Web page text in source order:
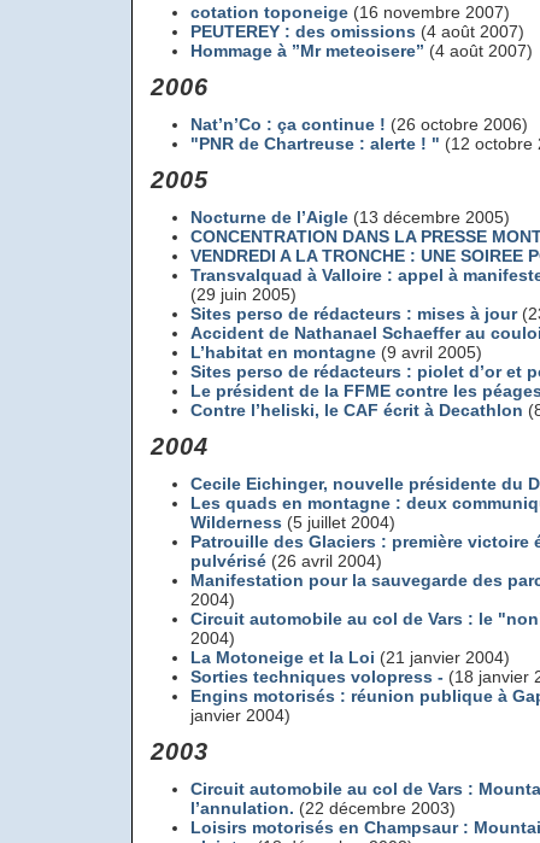
cotation toponeige (16 novembre 2007)
PEUTEREY : des omissions (4 août 2007)
Hommage à ’’Mr meteoisere’’ (4 août 2007)
2006
Nat’n’Co : ça continue ! (26 octobre 2006)
"PNR de Chartreuse : alerte ! " (12 octobre
2005
Nocturne de l’Aigle (13 décembre 2005)
CONCENTRATION DANS LA PRESSE
VENDREDI A LA TRONCHE : UNE SOIREE
Transvalquad à Valloire : appel à
(29 juin 2005)
Sites perso de rédacteurs : mises à jour
Accident de Nathanael Schaeffer au
L’habitat en montagne (9 avril 2005)
Sites perso de rédacteurs : piolet d’or et
Le président de la FFME contre les
Contre l’heliski, le CAF écrit à Decathlon
2004
Cecile Eichinger, nouvelle présidente du
Les quads en montagne : deux
Wilderness (5 juillet 2004)
Patrouille des Glaciers : première victoire
pulvérisé (26 avril 2004)
Manifestation pour la sauvegarde des
2004)
Circuit automobile au col de Vars : le
2004)
La Motoneige et la Loi (21 janvier 2004)
Sorties techniques volopress - (18 janvier
Engins motorisés : réunion publique à
janvier 2004)
2003
Circuit automobile au col de Vars :
l’annulation. (22 décembre 2003)
Loisirs motorisés en Champsaur :